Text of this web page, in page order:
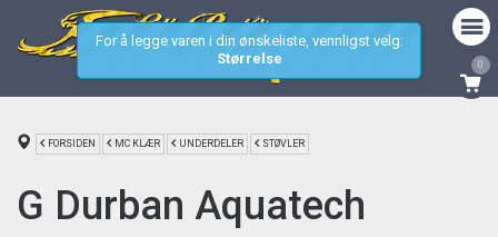
0
FORSIDEN MC KLÆR UNDERDELER STØVLER
G Durban Aquatech
For å legge varen i din ønskeliste, vennligst velg:
Størrelse